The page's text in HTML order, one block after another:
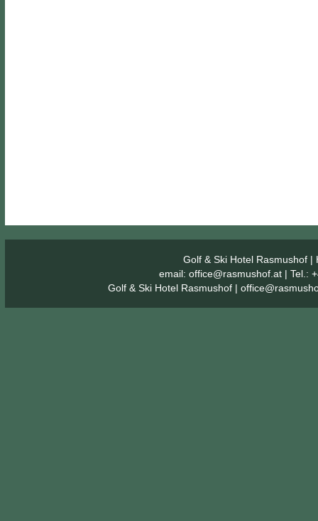
Golf & Ski Hotel Rasmushof|
email: office@rasmushof.at | Tel.:
Golf & Ski Hotel Rasmushof|